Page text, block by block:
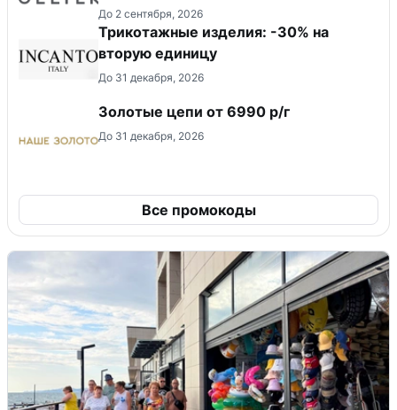
До 2 сентября, 2026
Трикотажные изделия: -30% на
вторую единицу
До 31 декабря, 2026
Золотые цепи от 6990 р/г
До 31 декабря, 2026
Все промокоды